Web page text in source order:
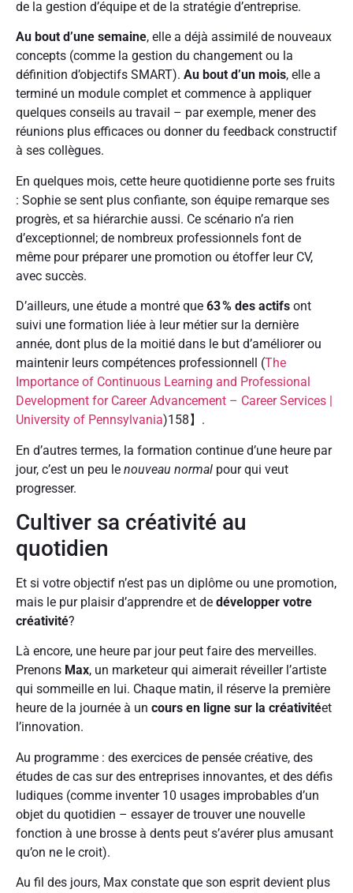
de la gestion d’équipe et de la stratégie d’entreprise.
Au bout d’une semaine, elle a déjà assimilé de nouveaux
concepts (comme la gestion du changement ou la
définition d’objectifs SMART). Au bout d’un mois, elle a
terminé un module complet et commence à appliquer
quelques conseils au travail – par exemple, mener des
réunions plus efficaces ou donner du feedback constructif
à ses collègues.
En quelques mois, cette heure quotidienne porte ses fruits
: Sophie se sent plus confiante, son équipe remarque ses
progrès, et sa hiérarchie aussi. Ce scénario n’a rien
d’exceptionnel; de nombreux professionnels font de
même pour préparer une promotion ou étoffer leur CV,
avec succès.
D’ailleurs, une étude a montré que 63 % des actifs ont
suivi une formation liée à leur métier sur la dernière
année, dont plus de la moitié dans le but d’améliorer ou
maintenir leurs compétences professionnell (The
Importance of Continuous Learning and Professional
Development for Career Advancement – Career Services |
University of Pennsylvania)158】.
En d’autres termes, la formation continue d’une heure par
jour, c’est un peu le nouveau normal pour qui veut
progresser.
Cultiver sa créativité au
quotidien
Et si votre objectif n’est pas un diplôme ou une promotion,
mais le pur plaisir d’apprendre et de développer votre
créativité?
Là encore, une heure par jour peut faire des merveilles.
Prenons Max, un marketeur qui aimerait réveiller l’artiste
qui sommeille en lui. Chaque matin, il réserve la première
heure de la journée à un cours en ligne sur la créativitéet
l’innovation.
Au programme : des exercices de pensée créative, des
études de cas sur des entreprises innovantes, et des défis
ludiques (comme inventer 10 usages improbables d’un
objet du quotidien – essayer de trouver une nouvelle
fonction à une brosse à dents peut s’avérer plus amusant
qu’on ne le croit).
Au fil des jours, Max constate que son esprit devient plus